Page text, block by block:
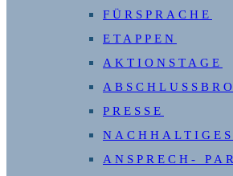
FÜRSPRACHE
ETAPPEN
AKTIONSTAGE
PRESSE
ANSPRECH-